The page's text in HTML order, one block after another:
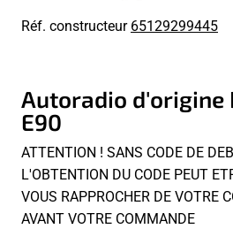
Réf. constructeur65129299445
Autoradio d'origine
E90
ATTENTION ! SANS CODE DE
L'OBTENTION DU CODE PEUT
VOUS RAPPROCHER DE VOTRE
AVANT VOTRE COMMANDE